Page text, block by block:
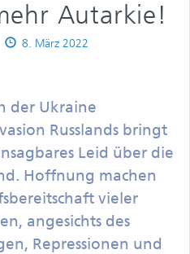
Autarkie!
Published
8. März 2022
der Ukraine
Russlands bringt
Leid über die
Hoffnung machen
vieler
angesichts des
Repressionen und